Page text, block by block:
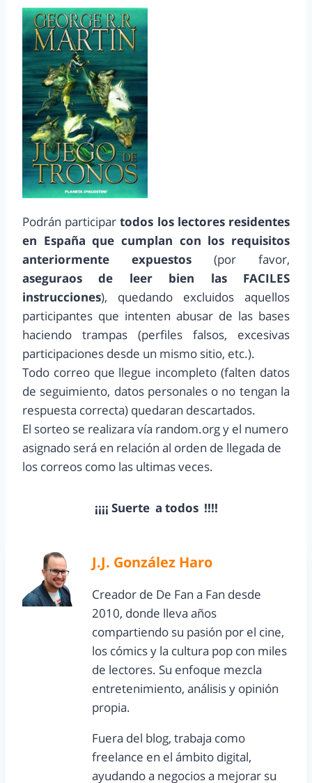
Podrán participartodos los lectores residentes
en España que cumplan con los requisitos
anteriormente expuestos (por favor,
aseguraos de leer bien las FACILES
instrucciones), quedando excluidos aquellos
participantes que intenten abusar de las bases
haciendo trampas (perfiles falsos, excesivas
participaciones desde un mismo sitio, etc.).
Todo correo que llegue incompleto (falten datos
de seguimiento, datos personales o no tengan la
respuesta correcta) quedaran descartados.
El sorteo se realizara vía random.org y el numero
asignado será en relación al orden de llegada de
los correos como las ultimas veces.
¡¡¡¡ Suerte a todos !!!!
J.J. González Haro
Creador de De Fan a Fan desde
2010, donde lleva años
compartiendo su pasión por el cine,
los cómics y la cultura pop con miles
de lectores. Su enfoque mezcla
entretenimiento, análisis y opinión
propia.
Fuera del blog, trabaja como
freelance en el ámbito digital,
ayudando a negocios a mejorar su